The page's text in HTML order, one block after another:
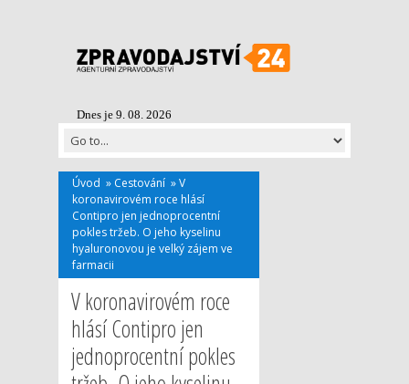
Dnes je 9. 08. 2026
Úvod » Cestování »V
koronavirovém roce hlásí
Contipro jen jednoprocentní
pokles tržeb. O jeho kyselinu
hyaluronovou je velký zájem ve
farmacii
V koronavirovém roce
hlásí Contipro jen
jednoprocentní pokles